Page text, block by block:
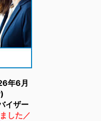
年6月
イザー
した／